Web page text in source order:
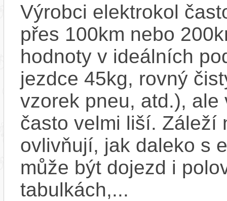
Výrobci elektrokol
přes 100km nebo
hodnoty v ideálních
jezdce 45kg, rovný
vzorek pneu, atd.),
často velmi liší. Záleží
ovlivňují, jak daleko s
může být dojezd i
tabulkách,...